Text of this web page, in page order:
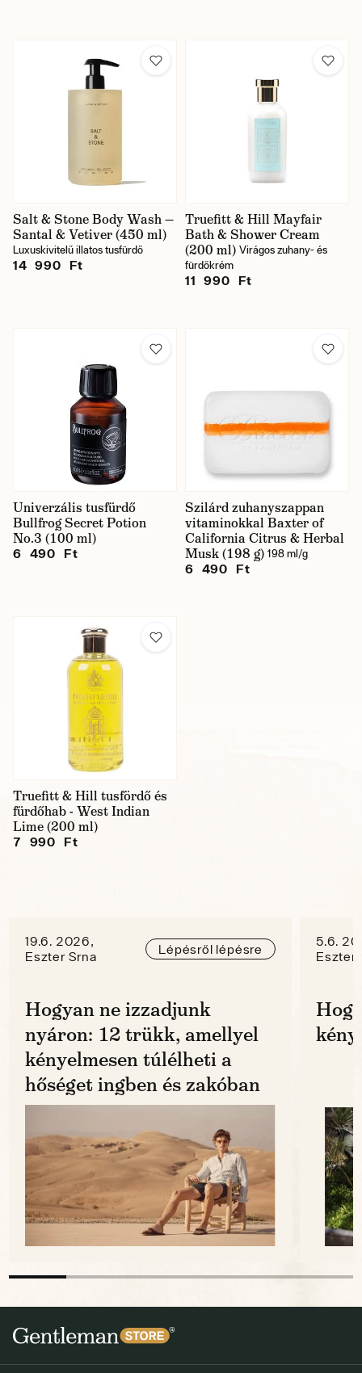
Salt & Stone Body Wash —
Santal & Vetiver (450 ml)
Luxuskivitelű illatos tusfürdő
14 990 Ft
Truefitt & Hill Mayfair
Bath & Shower Cream
(200 ml) Virágos zuhany- és
fürdőkrém
11 990 Ft
Univerzális tusfürdő
Bullfrog Secret Potion
No.3 (100 ml)
6 490 Ft
Szilárd zuhanyszappan
vitaminokkal Baxter of
California Citrus & Herbal
Musk (198 g) 198 ml/g
6 490 Ft
Truefitt & Hill tusfördő és
fürdőhab - West Indian
Lime (200 ml)
7 990 Ft
19.6. 2026,
Eszter Srna
Lépésről lépésre
Hogyan ne izzadjunk
nyáron: 12 trükk, amellyel
kényelmesen túlélheti a
hőséget ingben és zakóban
5.6.
Eszter